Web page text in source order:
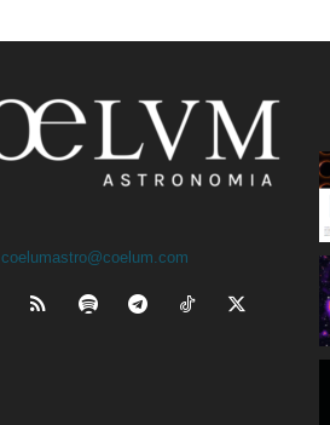
coelumastro@coelum.com